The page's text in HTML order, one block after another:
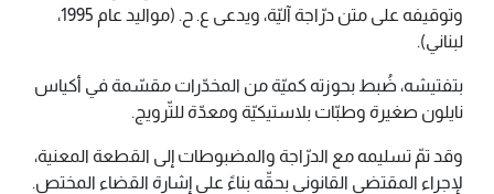
وتوقيفه على متن درّاجة آليّة، ويدعى ع. ح. (مواليد عام 1995،
لبناني).
بتفتيشه، ضُبط بحوزته كميّة من المخدّرات مقسّمة في أكياس
نايلون صغيرة وطبّات بلاستيكيّة ومعدّة للتّرويج.
وقد تمّ تسليمه مع الدرّاجة والمضبوطات إلى القطعة المعنية،
لإجراء المقتضى القانوني بحقّه بناءً على إشارة القضاء المختص.